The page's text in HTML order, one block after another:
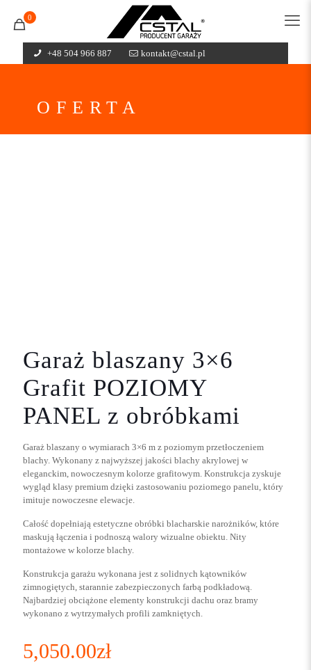
+48 504 966 887 kontakt@cstal.pl
0
OFERTA
Garaż blaszany 3×6
Grafit POZIOMY
PANEL z obróbkami
Garaż blaszany o wymiarach 3×6 m z poziomym przetłoczeniem
blachy. Wykonany z najwyższej jakości blachy akrylowej w
eleganckim, nowoczesnym kolorze grafitowym. Konstrukcja zyskuje
wygląd klasy premium dzięki zastosowaniu poziomego panelu, który
imituje nowoczesne elewacje.
Całość dopełniają estetyczne obróbki blacharskie narożników, które
maskują łączenia i podnoszą walory wizualne obiektu. Nity
montażowe w kolorze blachy.
Konstrukcja garażu wykonana jest z solidnych kątowników
zimnogiętych, starannie zabezpieczonych farbą podkładową.
Najbardziej obciążone elementy konstrukcji dachu oraz bramy
wykonano z wytrzymałych profili zamkniętych.
5,050.00zł